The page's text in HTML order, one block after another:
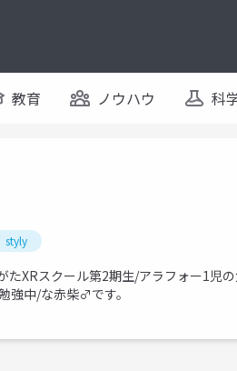
教育 ノウハウ 科
styly
XRスクール第2期生/アラフォー1児
強中/な赤柴♂です。